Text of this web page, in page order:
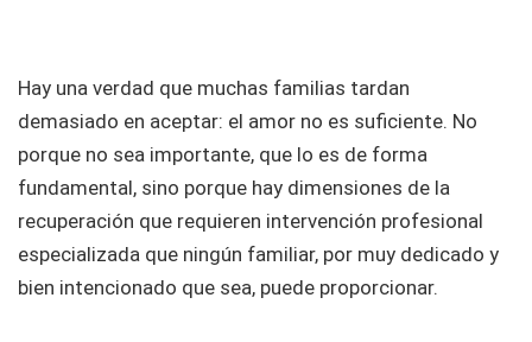
Hay una verdad que muchas familias tardan
demasiado en aceptar: el amor no es suficiente. No
porque no sea importante, que lo es de forma
fundamental, sino porque hay dimensiones de la
recuperación que requieren intervención profesional
especializada que ningún familiar, por muy dedicado y
bien intencionado que sea, puede proporcionar.